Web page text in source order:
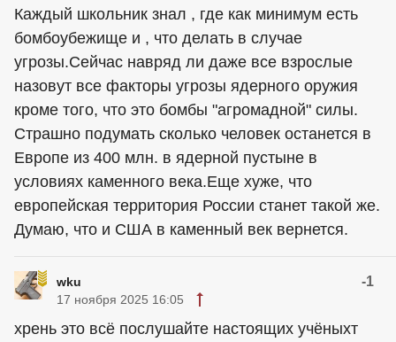
Каждый школьник знал , где как минимум есть
бомбоубежище и , что делать в случае
угрозы.Сейчас навряд ли даже все взрослые
назовут все факторы угрозы ядерного оружия
кроме того, что это бомбы "агромадной" силы.
Страшно подумать сколько человек останется в
Европе из 400 млн. в ядерной пустыне в
условиях каменного века.Еще хуже, что
европейская территория России станет такой же.
Думаю, что и США в каменный век вернется.
wku -1
17 ноября 2025 16:05
хрень это всё послушайте настоящих учёныхт